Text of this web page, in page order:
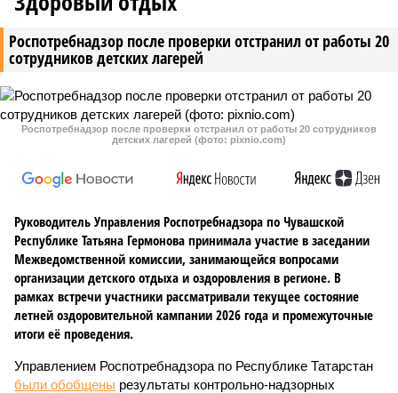
Роспотребнадзор после проверки отстранил от работы 20
сотрудников детских лагерей
Роспотребнадзор после проверки отстранил от работы 20 сотрудников
детских лагерей (фото: pixnio.com)
Руководитель Управления Роспотребнадзора по Чувашской
Республике Татьяна Гермонова принимала участие в заседании
Межведомственной комиссии, занимающейся вопросами
организации детского отдыха и оздоровления в регионе. В
рамках встречи участники рассматривали текущее состояние
летней оздоровительной кампании 2026 года и промежуточные
итоги её проведения.
Управлением Роспотребнадзора по Республике Татарстан
были обобщены результаты контрольно-надзорных